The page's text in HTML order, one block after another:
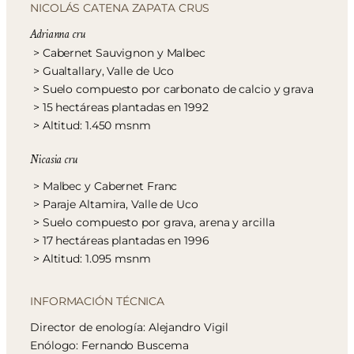
NICOLÁS CATENA ZAPATA CRUS
Adrianna cru
> Cabernet Sauvignon y Malbec
> Gualtallary, Valle de Uco
> Suelo compuesto por carbonato de calcio y grava
> 15 hectáreas plantadas en 1992
> Altitud: 1.450 msnm
Nicasia cru
> Malbec y Cabernet Franc
> Paraje Altamira, Valle de Uco
> Suelo compuesto por grava, arena y arcilla
> 17 hectáreas plantadas en 1996
> Altitud: 1.095 msnm
INFORMACIÓN TÉCNICA
Director de enología: Alejandro Vigil
Enólogo: Fernando Buscema